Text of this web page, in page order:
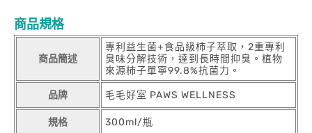
商品規格
商品簡述
專利益生菌+食品級柿子萃取，2重專利
臭味分解技術，達到長時間抑臭。植物
來源柿子單寧99.8%抗菌力。
品牌 毛毛好室 PAWS WELLNESS
規格 300ml/瓶